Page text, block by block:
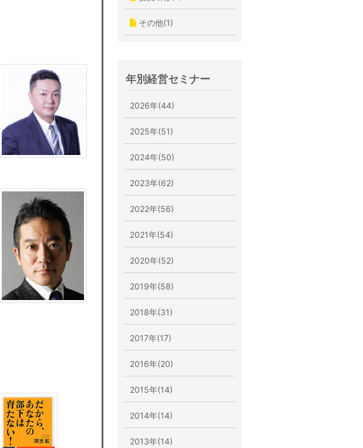
その他(1)
年別経営セミナー
2026年(44)
2025年(51)
2024年(50)
2023年(62)
2022年(56)
2021年(54)
2020年(52)
2019年(58)
2018年(31)
2017年(17)
2016年(20)
2015年(14)
2014年(14)
2013年(14)